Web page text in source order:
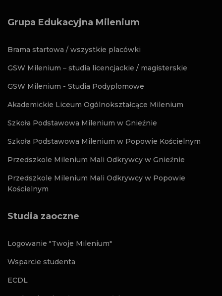
Grupa Edukacyjna Milenium
Brama startowa / wszystkie placówki
GSW Milenium – studia licencjackie / magisterskie
GSW Milenium - Studia Podyplomowe
Akademickie Liceum Ogólnokształcące Milenium
Szkoła Podstawowa Milenium w Gnieźnie
Szkoła Podstawowa Milenium w Popowie Kościelnym
Przedszkole Milenium Mali Odkrywcy w Gnieźnie
Przedszkole Milenium Mali Odkrywcy w Popowie
Kościelnym
Studia zaoczne
Logowanie "Twoje Milenium"
Wsparcie studenta
ECDL